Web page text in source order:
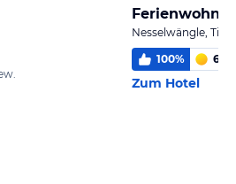
Nesselwängle, Tirol
100% 6,0
Zum Hotel